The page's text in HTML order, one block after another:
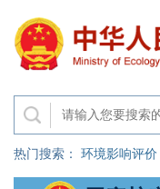
热门搜索： 环境影响评价